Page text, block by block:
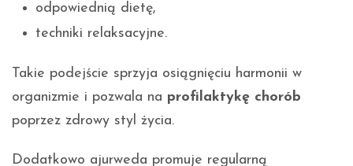
odpowiednią dietę,
techniki relaksacyjne.
Takie podejście sprzyja osiągnięciu harmonii w
organizmie i pozwala na profilaktykę chorób
poprzez zdrowy styl życia.
Dodatkowo ajurweda promuje regularną